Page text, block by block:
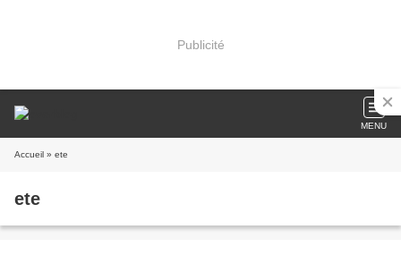
Publicité
MENU
Accueil » ete
ete